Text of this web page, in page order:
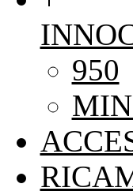
950